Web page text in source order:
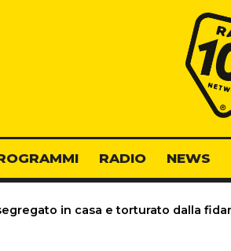
RADIO NEWS
in casa e torturato dalla